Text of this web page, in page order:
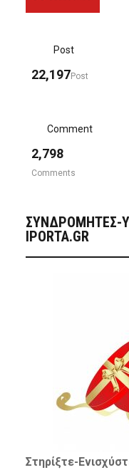
Post
22,197Post
Comment
2,798
Comments
ΣΥΝΔΡΟΜΗΤΈΣ-
IPORTA.GR
Στηρίξτε-